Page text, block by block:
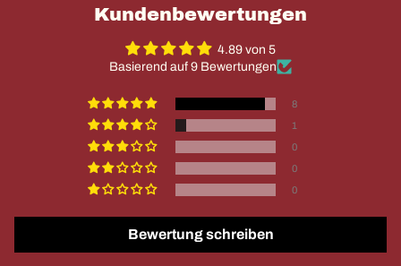
Kundenbewertungen
4.89 von 5
Basierend auf 9 Bewertungen
8
1
0
0
0
Bewertung schreiben